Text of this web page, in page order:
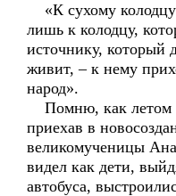
«К сухому
лишь к колодцу,
источнику, который
живит, – к нему
народ».
Помню, как летом
приехав в
великомученицы
видел как дети,
автобуса,